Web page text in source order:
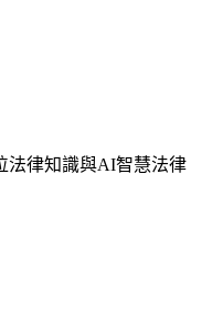
法律知識與AI智慧法律